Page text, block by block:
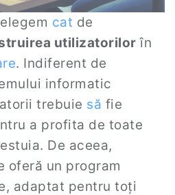
cat de
utilizatorilor în
. Indiferent de
informatic
trebuie să fie
a profita de toate
De aceea,
oferă un program
adaptat pentru toți